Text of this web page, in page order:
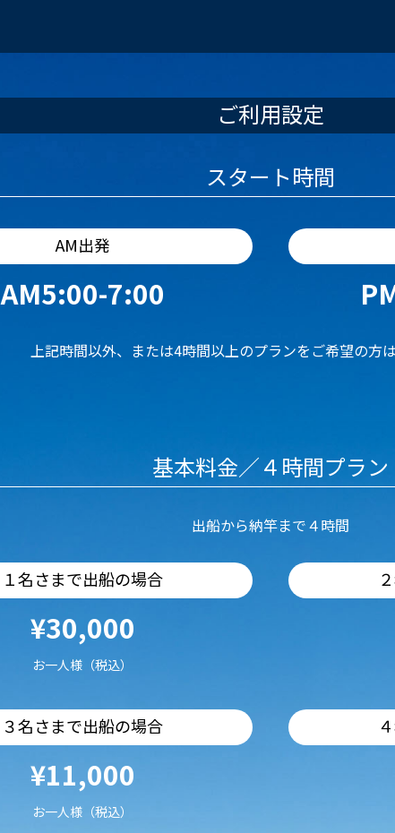
ご利用設定
スタート時間
AM出発
AM5:00-7:00
上記時間以外、または4時間以上のプランをご希望の方
基本料金／４時間プラン
出船から納竿まで４時間
１名さまで出船の場合
¥30,000
お一人様（税込）
３名さまで出船の場合
¥11,000
お一人様（税込）